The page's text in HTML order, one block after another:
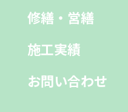
修繕・営繕
施工実績
お問い合わせ